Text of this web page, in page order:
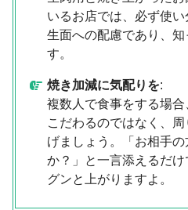
いるお店では、必ず使
生面への配慮であり、
す。
焼き加減に気配りを:
複数人で食事をする場
こだわるのではなく、
げましょう。「お相手
か？」と一言添えるだ
グンと上がりますよ。